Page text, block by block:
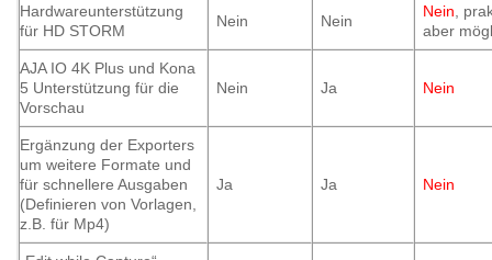
Hardwareunterstützung
für HD STORM
Nein Nein
Nein ,
aber
AJA IO 4K Plus und Kona
5 Unterstützung für die
Vorschau
Nein Ja Nein
Ergänzung der Exporters
um weitere Formate und
für schnellere Ausgaben
(Definieren von Vorlagen,
z.B. für Mp4)
Ja Ja Nein